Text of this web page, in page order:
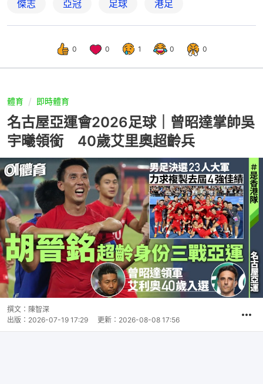
傑志 亞冠 足球 港足
0 0 1 0 0
體育 即時體育
名古屋亞運會2026足球｜曾昭達掌帥吳
宇曦領銜 40歲艾里奧超齡兵
撰文： 陳智深
出版： 2026-07-19 17:29 更新： 2026-08-08 17:56